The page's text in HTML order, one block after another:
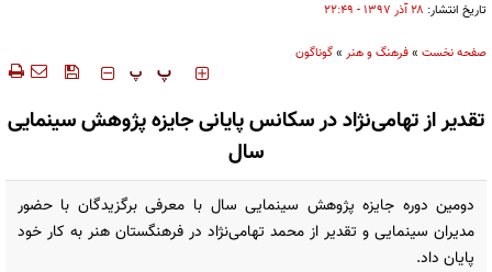
تاریخ انتشار: ۲۸ آذر ۱۳۹۷ - ۲۲:۴۹
صفحه نخست »فرهنگ و هنر »گوناگون
‍‍‍ پ پ
تقدیر از تهامی‌نژاد در سکانس پایانی جایزه پژوهش سینمایی
سال
دومین دوره جایزه پژوهش سینمایی سال با معرفی برگزیدگان با حضور
مدیران سینمایی و تقدیر از محمد تهامی‌نژاد در فرهنگستان هنر به کار خود
پایان داد.